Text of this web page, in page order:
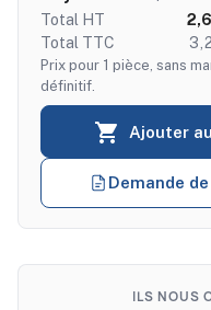
Total HT
Total TTC
Prix pour 1 pièce, sans
définitif.
 Ajouter
Demande
ILS NOUS